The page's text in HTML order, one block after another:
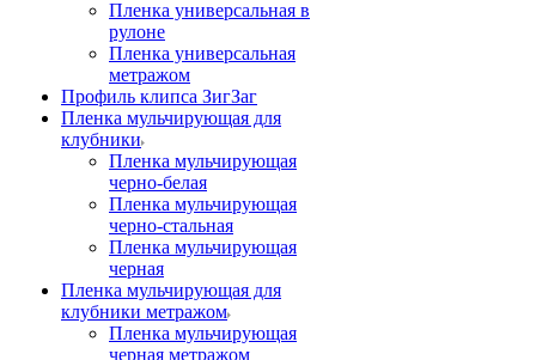
Пленка универсальная в
рулоне
Пленка универсальная
метражом
Профиль клипса ЗигЗаг
Пленка мульчирующая для
клубники
Пленка мульчирующая
черно-белая
Пленка мульчирующая
черно-стальная
Пленка мульчирующая
черная
Пленка мульчирующая для
клубники метражом
Пленка мульчирующая
черная метражом